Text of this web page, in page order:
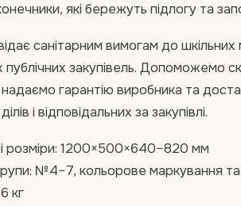
які бережуть підлогу та
санітарним вимогам до
публічних закупівель. Допоможемо
гарантію виробника та
і відповідальних за закупівлі.
розміри: 1200×500×640–820 мм
№4–7, кольорове маркування
кг